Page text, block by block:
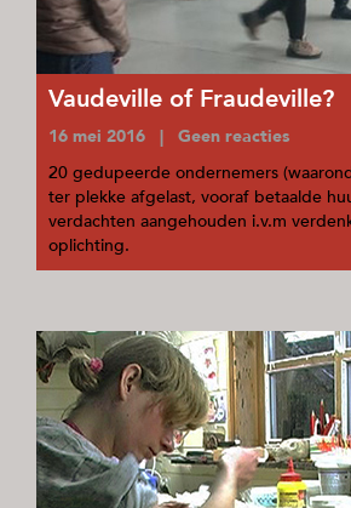
Vaudeville of Fraudeville?
16 mei 2016 | Geen reacties
20 gedupeerde ondernemers
ter plekke afgelast, vooraf betaalde
verdachten aangehouden i.v.m
oplichting.